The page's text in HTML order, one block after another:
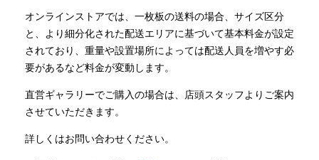
オンラインストアでは、一枚板の送料の場合、サイズ区分
と、より細分化された配送エリアに基づいて基本料金が設定
されており、重量や設置場所によっては配送人員を増やす必
要があるなど料金が変動します。
直営ギャラリーでご購入の場合は、店頭スタッフよりご案内
させていただきます。
詳しくはお問い合わせください。